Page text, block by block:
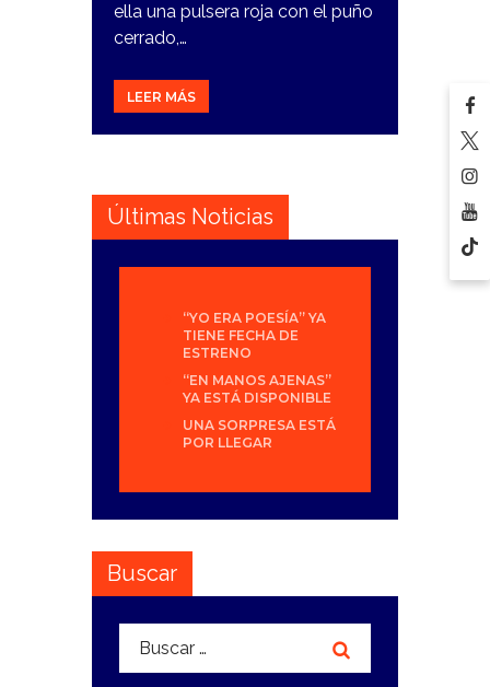
ella una pulsera roja con el puño
cerrado,…
LEER MÁS
Últimas Noticias
“YO ERA POESÍA” YA
TIENE FECHA DE
ESTRENO
“EN MANOS AJENAS”
YA ESTÁ DISPONIBLE
UNA SORPRESA ESTÁ
POR LLEGAR
Buscar
Buscar: